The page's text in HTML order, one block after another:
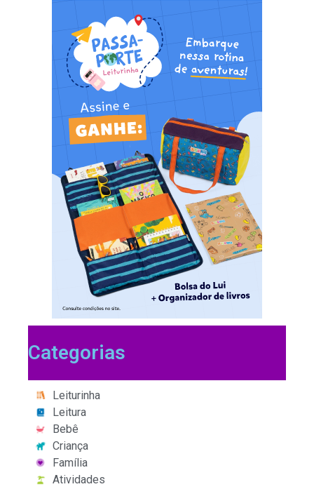
Categorias
Leiturinha
Leitura
Bebê
Criança
Família
Atividades